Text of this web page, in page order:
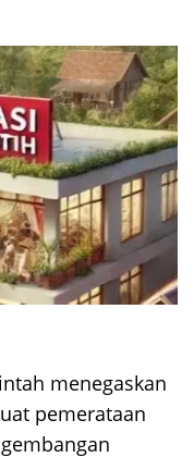
menegaskan
pemerataan